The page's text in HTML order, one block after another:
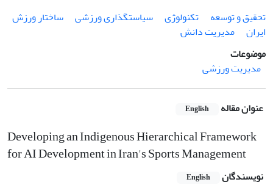
تحقیق و توسعه
تکنولوژی سیاستگذاری ورزشی
ساختار ورزش
ایران
مدیریت دانش
موضوعات
مدیریت ورزشی
عنوان مقاله English
Developing an Indigenous Hierarchical Framework
for AI Development in Iran's Sports Management
نویسندگان English